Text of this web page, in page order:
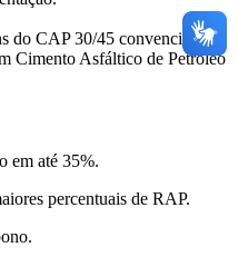
do CAP 30/45 convencional.
Cimento Asfáltico de Petróleo
em até 35%.
percentuais de RAP.